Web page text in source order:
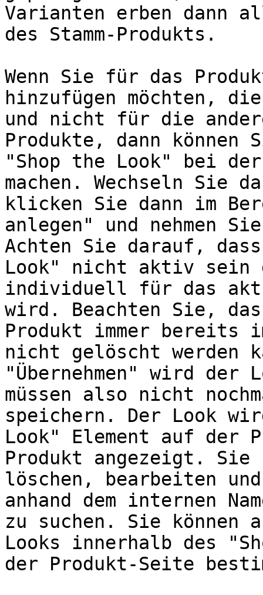
Varianten erben dann
des Stamm-Produkts.
Wenn Sie für das
hinzufügen möchten,
und nicht für die
Produkte, dann
"Shop the Look" bei
machen. Wechseln Sie
klicken Sie dann im
anlegen" und nehmen
Achten Sie darauf,
Look" nicht aktiv sein
individuell für das
wird. Beachten Sie,
Produkt immer bereits
nicht gelöscht werden
"Übernehmen" wird
müssen also nicht
speichern. Der Look
Look" Element auf der
Produkt angezeigt. Sie
löschen, bearbeiten
anhand dem internen
zu suchen. Sie können
Looks innerhalb des
der Produkt-Seite